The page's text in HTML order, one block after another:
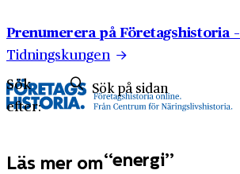
Prenumerera på Företagshistoria –
Tidningskungen
Sök
efter:
Läs mer om energi